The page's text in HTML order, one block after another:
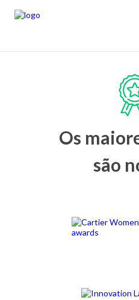
Os
são